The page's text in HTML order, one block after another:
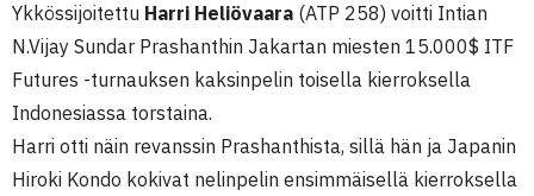
Ykkössijoitettu Harri Heliövaara (ATP 258) voitti Intian
N.Vijay Sundar Prashanthin Jakartan miesten 15.000$ ITF
Futures -turnauksen kaksinpelin toisella kierroksella
Indonesiassa torstaina.
Harri otti näin revanssin Prashanthista, sillä hän ja Japanin
Hiroki Kondo kokivat nelinpelin ensimmäisellä kierroksella